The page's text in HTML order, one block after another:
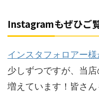
Instagramもぜひご
インスタフォロアー様
少しずつですが、当
増えています！皆さん